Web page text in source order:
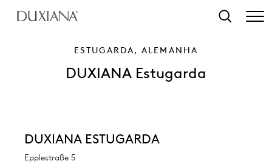
Pesquisar
ESTUGARDA, ALEMANHA
DUXIANA Estugarda
DUXIANA ESTUGARDA
Epplestraße 5